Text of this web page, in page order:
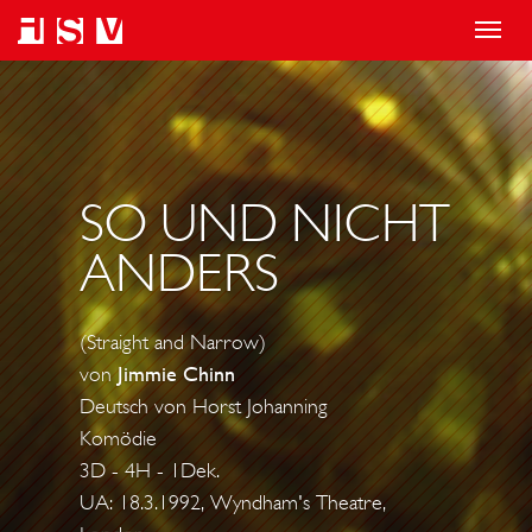
T
o
g
g
l
e
n
v
SO UND NICHT
ANDERS
(Straight and Narrow)
von Jimmie Chinn
Deutsch von Horst Johanning
Komödie
3D - 4H - 1Dek.
UA: 18.3.1992, Wyndham's Theatre,